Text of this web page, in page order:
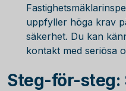
uppfyller höga krav
säkerhet. Du kan
kontakt med seriösa
Steg-för-steg: